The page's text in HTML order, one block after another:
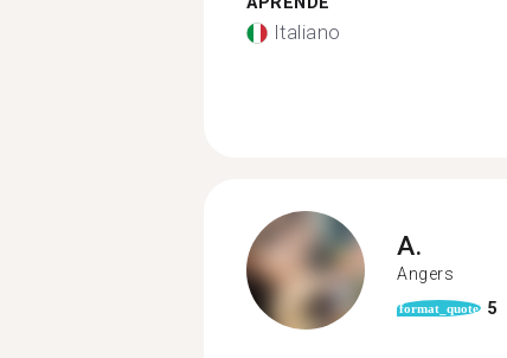
Italiano
A.
Angers
format_quote 5